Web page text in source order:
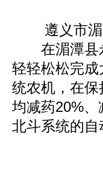
遵义市湄
在湄潭县永
轻轻松松完
统农机，在
均减药20%
北斗系统的